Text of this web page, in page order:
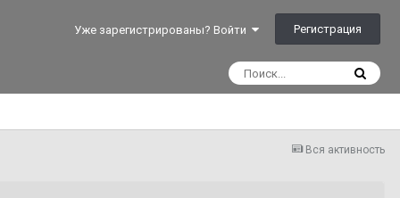
Уже зарегистрированы? Войти Регистрация
Вся активность